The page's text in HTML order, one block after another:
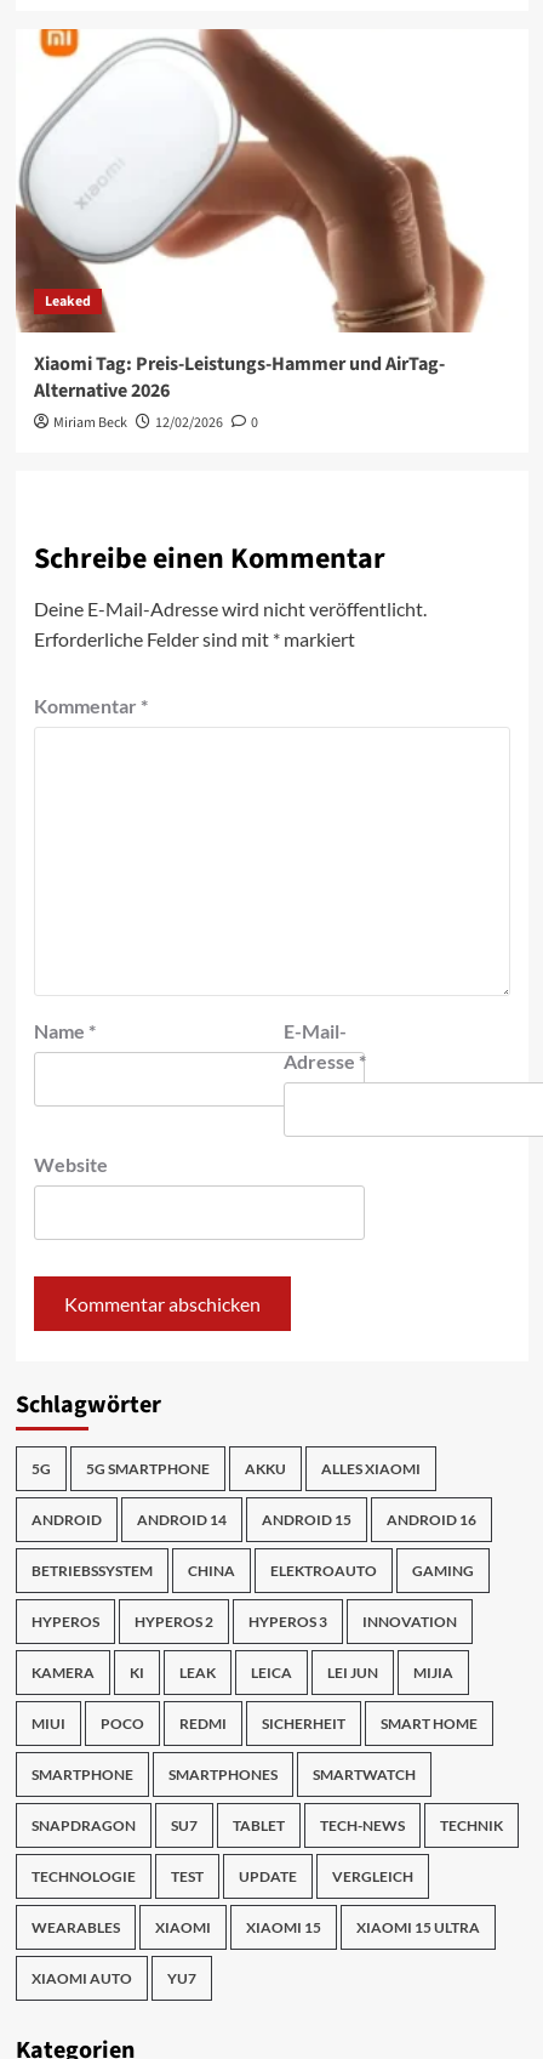
Leaked
Xiaomi Tag: Preis-Leistungs-Hammer und AirTag-
Alternative 2026
Miriam Beck 12/02/2026 0
Schreibe einen Kommentar
Deine E-Mail-Adresse wird nicht veröffentlicht.
Erforderliche Felder sind mit *markiert
Kommentar *
Name *
E-Mail-
Adresse *
Website
Schlagwörter
5G 5G SMARTPHONE AKKU ALLES XIAOMI
ANDROID ANDROID 14 ANDROID 15 ANDROID 16
BETRIEBSSYSTEM CHINA ELEKTROAUTO GAMING
HYPEROS HYPEROS 2 HYPEROS 3 INNOVATION
KAMERA KI LEAK LEICA LEI JUN MIJIA
MIUI POCO REDMI SICHERHEIT SMART HOME
SMARTPHONE SMARTPHONES SMARTWATCH
SNAPDRAGON SU7 TABLET TECH-NEWS TECHNIK
TECHNOLOGIE TEST UPDATE VERGLEICH
WEARABLES XIAOMI XIAOMI 15 XIAOMI 15 ULTRA
XIAOMI AUTO YU7
Kategorien